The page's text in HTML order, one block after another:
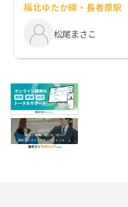
福北ゆたか線・長者原駅
松尾まさこ